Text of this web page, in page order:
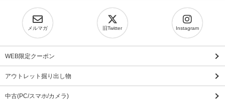
メルマガ 旧Twitter Instagram
WEB限定クーポン
アウトレット掘り出し物
中古(PC/スマホ/カメラ)